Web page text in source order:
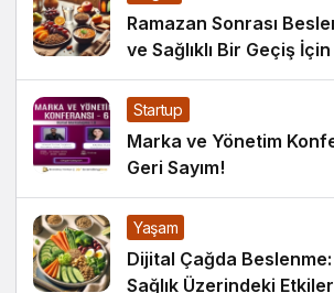
Ramazan Sonrası
ve Sağlıklı Bir Geçiş
Startup
Marka ve Yönetim
Geri Sayım!
Yaşam
Dijital Çağda
Sağlık Üzerindeki